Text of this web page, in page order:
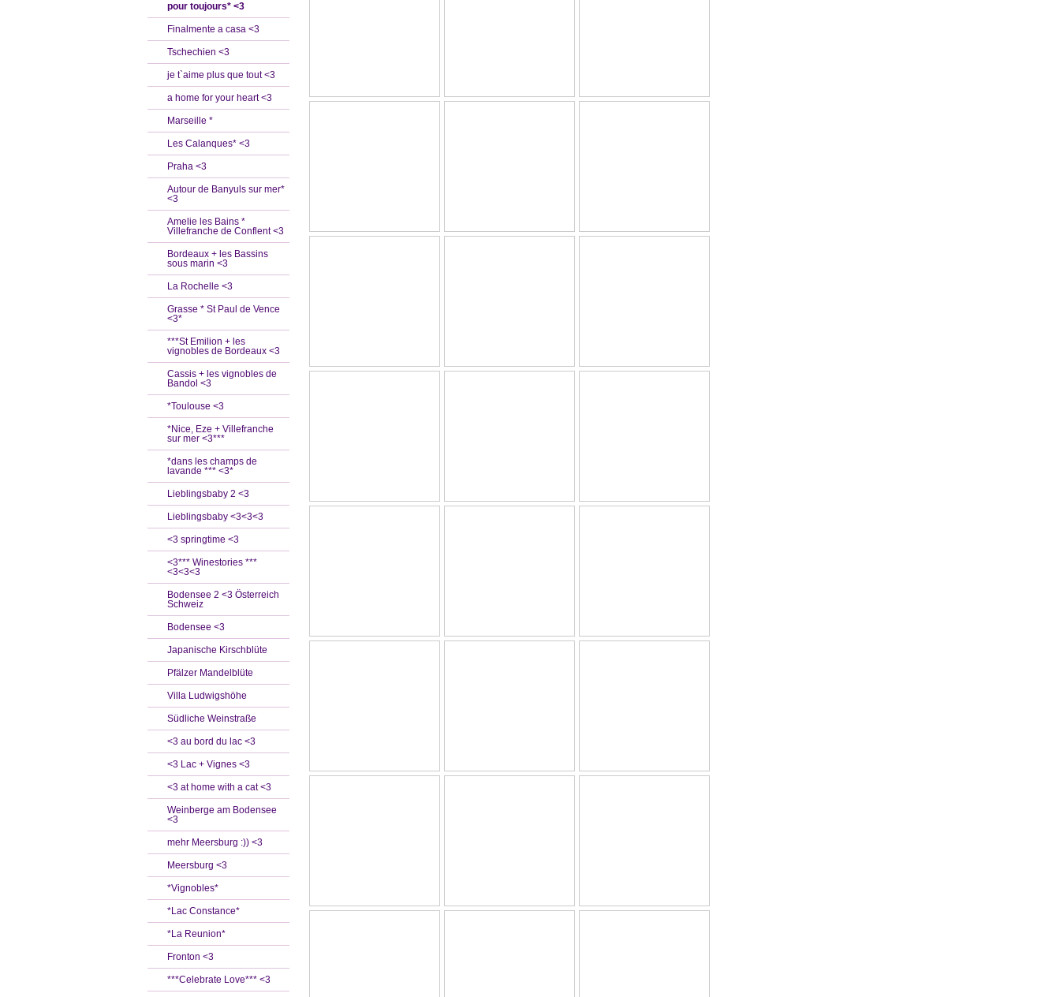
pour toujours* <3
Finalmente a casa <3
Tschechien <3
je t`aime plus que tout <3
a home for your heart <3
Marseille *
Les Calanques* <3
Praha <3
Autour de Banyuls sur mer*
<3
Amelie les Bains *
Villefranche de Conflent <3
Bordeaux + les Bassins
sous marin <3
La Rochelle <3
Grasse * St Paul de Vence
<3*
***St Emilion + les
vignobles de Bordeaux <3
Cassis + les vignobles de
Bandol <3
*Toulouse <3
*Nice, Eze + Villefranche
sur mer <3***
*dans les champs de
lavande *** <3*
Lieblingsbaby 2 <3
Lieblingsbaby <3<3<3
<3 springtime <3
<3*** Winestories ***
<3<3<3
Bodensee 2 <3 Österreich
Schweiz
Bodensee <3
Japanische Kirschblüte
Pfälzer Mandelblüte
Villa Ludwigshöhe
Südliche Weinstraße
<3 au bord du lac <3
<3 Lac + Vignes <3
<3 at home with a cat <3
Weinberge am Bodensee
<3
mehr Meersburg :)) <3
Meersburg <3
*Vignobles*
*Lac Constance*
*La Reunion*
Fronton <3
***Celebrate Love*** <3